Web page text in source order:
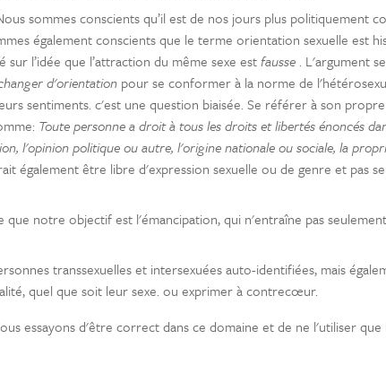
sommes conscients qu’il est de nos jours plus politiquement
également conscients que le terme orientation sexuelle est
l’idée que l’attraction du même sexe estfausse . L'argument
d'orientation pour se conformer à la norme de
sentiments. c'est une question biaisée. Se référer à son propre
Toute personne a droit à tous les droits et libertés énoncés
l'opinion politique ou autre, l'origine nationale ou sociale, la
également être libre d'expression sexuelle ou de genre et pas
notre objectif est l'émancipation, qui n'entraîne pas
transsexuelles et intersexuées auto-identifiées, mais
quel que soit leur sexe. ou exprimer à contrecœur.
essayons d'être correct dans ce domaine et de ne l'utiliser